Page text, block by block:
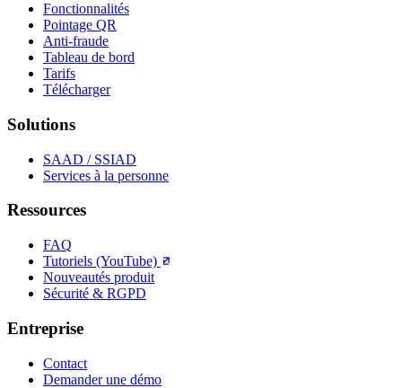
Fonctionnalités
Pointage QR
Anti-fraude
Tableau de bord
Tarifs
Télécharger
Solutions
SAAD / SSIAD
Services à la personne
Ressources
FAQ
Tutoriels (YouTube)
Nouveautés produit
Sécurité & RGPD
Entreprise
Contact
Demander une démo